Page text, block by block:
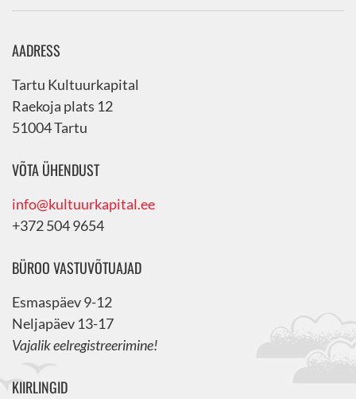
AADRESS
Tartu Kultuurkapital
Raekoja plats 12
51004 Tartu
VÕTA ÜHENDUST
info@kultuurkapital.ee
+372 504 9654
BÜROO VASTUVÕTUAJAD
Esmaspäev 9-12
Neljapäev 13-17
Vajalik eelregistreerimine!
KIIRLINGID